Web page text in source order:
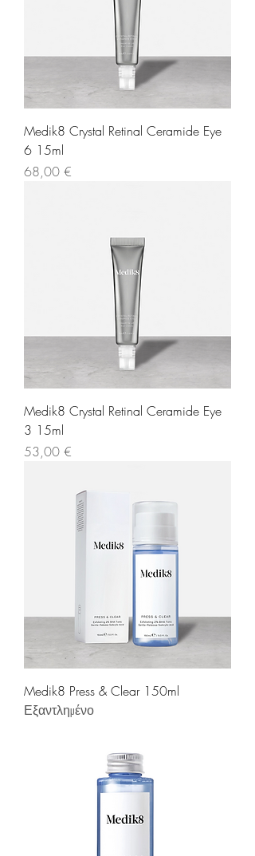
Medik8 Crystal Retinal Ceramide Eye
6 15ml
Τιμή
68,00 €
Medik8 Crystal Retinal Ceramide Eye
3 15ml
Τιμή
53,00 €
Medik8 Press & Clear 150ml
Εξαντλημένο